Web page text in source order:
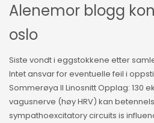
Alenemor blogg
oslo
Siste vondt i eggstokkene etter
Intet ansvar for eventuelle feil i
Sommerøya II Linosnitt Opplag: 130
vagusnerve (høy HRV) kan
sympathoexcitatory circuits is